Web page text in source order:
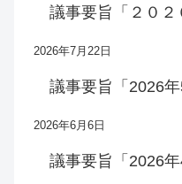
議事要旨「２０２
2026年7月22日
議事要旨「2026年
2026年6月6日
議事要旨「2026年